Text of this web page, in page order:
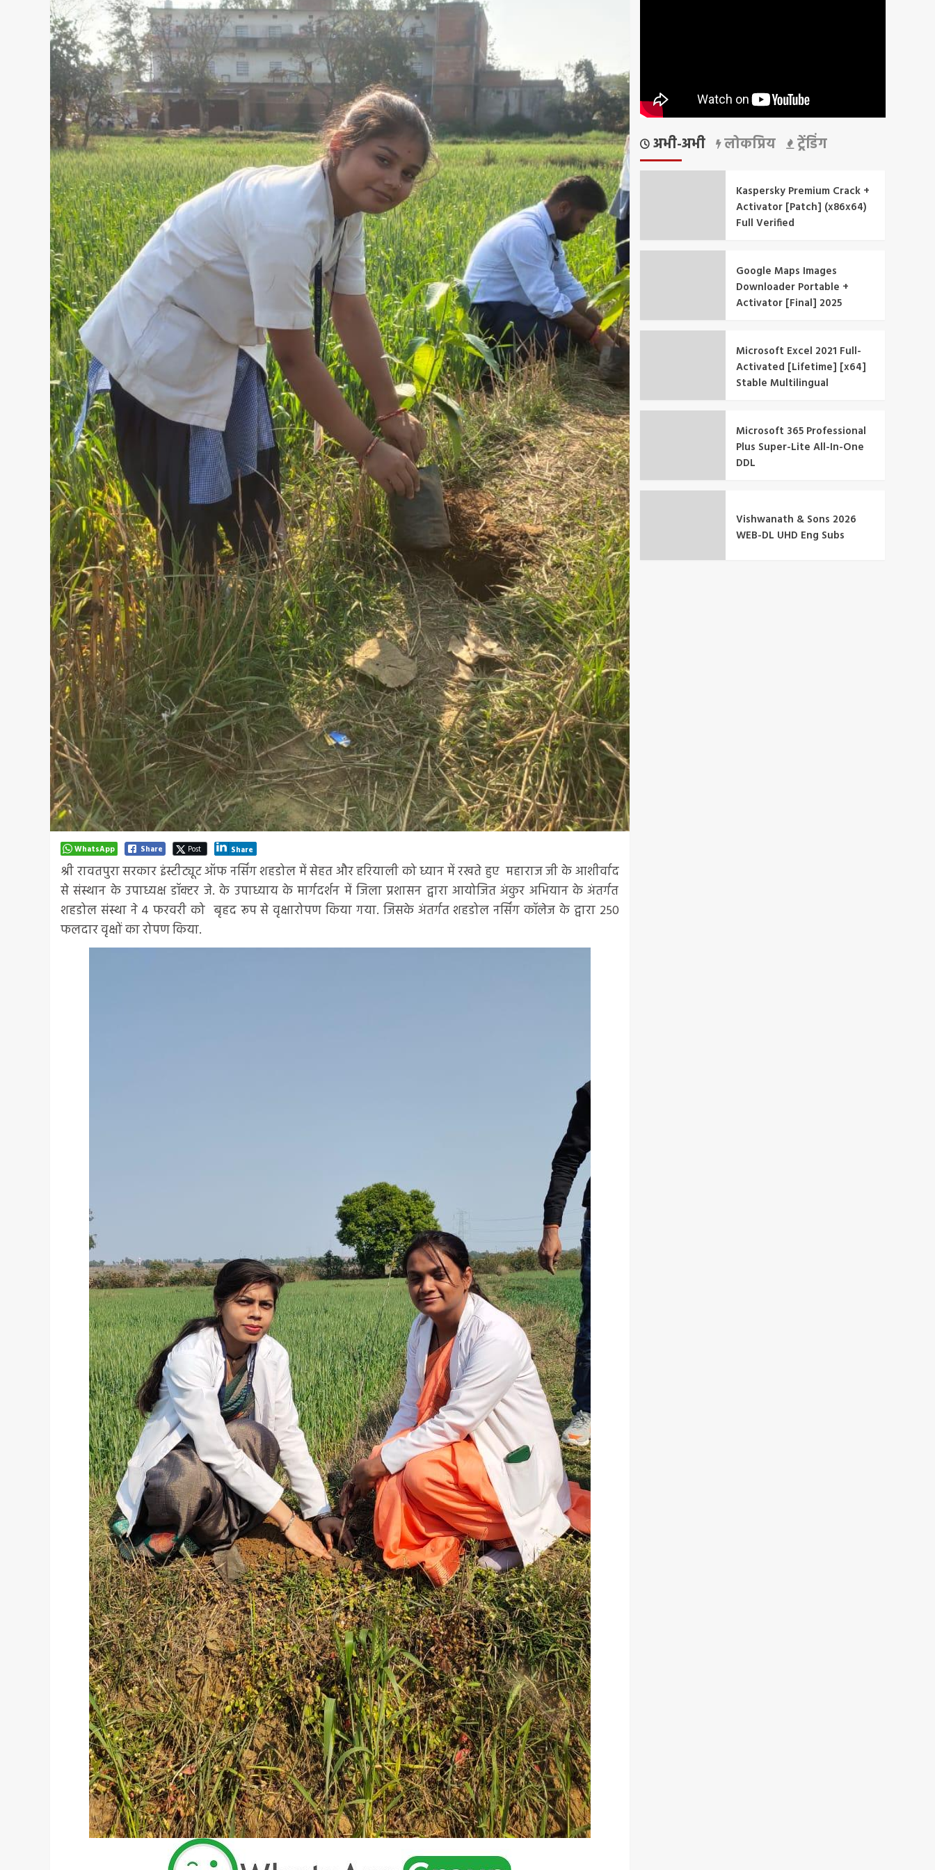
WhatsApp Share Post Share
श्री रावतपुरा सरकार इंस्टीट्यूट ऑफ नर्सिंग शहडोल में सेहत और हरियाली को ध्यान में रखते हुए महाराज जी के आशीर्वाद
से संस्थान के उपाध्यक्ष डॉक्टर जे. के उपाध्याय के मार्गदर्शन में जिला प्रशासन द्वारा आयोजित अंकुर अभियान के अंतर्गत
शहडोल संस्था ने 4 फरवरी को बृहद रूप से वृक्षारोपण किया गया. जिसके अंतर्गत शहडोल नर्सिंग कॉलेज के द्वारा 250
फलदार वृक्षों का रोपण किया.
अभी-अभी लोकप्रिय ट्रेंडिंग
Kaspersky Premium Crack +
Activator [Patch] (x86x64)
Full Verified
Google Maps Images
Downloader Portable +
Activator [Final] 2025
Microsoft Excel 2021 Full-
Activated [Lifetime] [x64]
Stable Multilingual
Microsoft 365 Professional
Plus Super-Lite All-In-One
DDL
Vishwanath & Sons 2026
WEB-DL UHD Eng Subs